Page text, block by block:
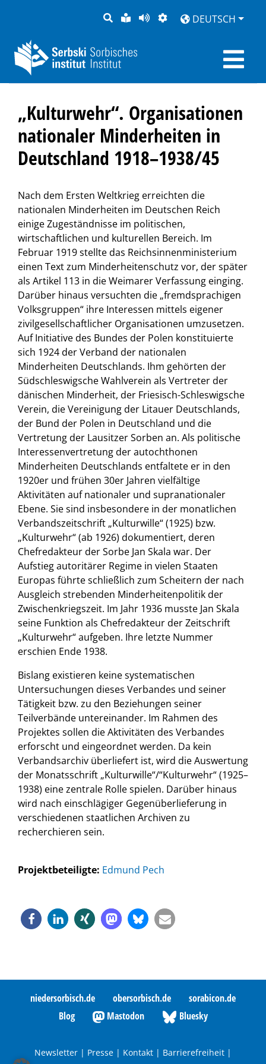
SUCHELEICHTE
SPRACHE
SEITEDARSTELLUNG
DEUTSCH
„Kulturwehr“. Organisationen
nationaler Minderheiten in
Deutschland 1918–1938/45
Nach dem Ersten Weltkrieg erreichten die
nationalen Minderheiten im Deutschen Reich
einige Zugeständnisse im politischen,
wirtschaftlichen und kulturellen Bereich. Im
Februar 1919 stellte das Reichsinnenministerium
einen Text zum Minderheitenschutz vor, der später
als Artikel 113 in die Weimarer Verfassung einging.
Darüber hinaus versuchten die „fremdsprachigen
Volksgruppen“ ihre Interessen mittels eigener
zivilgesellschaftlicher Organisationen umzusetzen.
Auf Initiative des Bundes der Polen konstituierte
sich 1924 der Verband der nationalen
Minderheiten Deutschlands. Ihm gehörten der
Südschleswigsche Wahlverein als Vertreter der
dänischen Minderheit, der Friesisch-Schleswigsche
Verein, die Vereinigung der Litauer Deutschlands,
der Bund der Polen in Deutschland und die
Vertretung der Lausitzer Sorben an. Als politische
Interessenvertretung der autochthonen
Minderheiten Deutschlands entfaltete er in den
1920er und frühen 30er Jahren vielfältige
Aktivitäten auf nationaler und supranationaler
Ebene. Sie sind insbesondere in der monatlichen
Verbandszeitschrift „Kulturwille“ (1925) bzw.
„Kulturwehr“ (ab 1926) dokumentiert, deren
Chefredakteur der Sorbe Jan Skala war. Der
Aufstieg autoritärer Regime in vielen Staaten
Europas führte schließlich zum Scheitern der nach
Ausgleich strebenden Minderheitenpolitik der
Zwischenkriegszeit. Im Jahr 1936 musste Jan Skala
seine Funktion als Chefredakteur der Zeitschrift
„Kulturwehr“ aufgeben. Ihre letzte Nummer
erschien Ende 1938.
Bislang existieren keine systematischen
Untersuchungen dieses Verbandes und seiner
Tätigkeit bzw. zu den Beziehungen seiner
Teilverbände untereinander. Im Rahmen des
Projektes sollen die Aktivitäten des Verbandes
erforscht und eingeordnet werden. Da kein
Verbandsarchiv überliefert ist, wird die Auswertung
der Monatsschrift „Kulturwille“/“Kulturwehr“ (1925–
1938) eine zentrale Rolle spielen. Darüber hinaus
wird nach einschlägiger Gegenüberlieferung in
verschiedenen staatlichen Archiven zu
recherchieren sein.
Projektbeteiligte: Edmund Pech
niedersorbisch.de obersorbisch.de
sorabicon.de
Blog
Mastodon Bluesky
Newsletter | Presse | Kontakt | Barrierefreiheit |